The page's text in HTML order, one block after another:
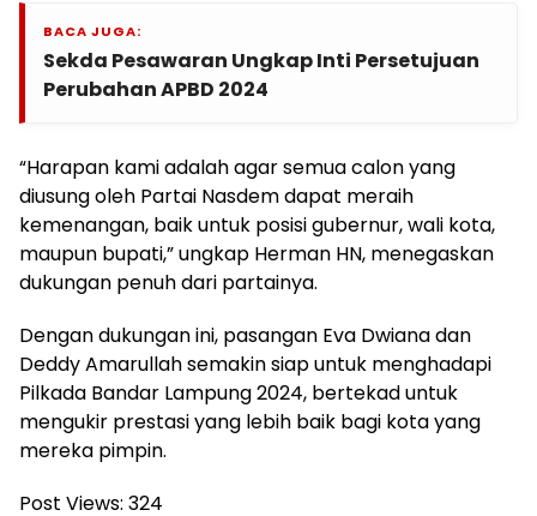
BACA JUGA:
Sekda Pesawaran Ungkap Inti Persetujuan
Perubahan APBD 2024
“Harapan kami adalah agar semua calon yang
diusung oleh Partai Nasdem dapat meraih
kemenangan, baik untuk posisi gubernur, wali kota,
maupun bupati,” ungkap Herman HN, menegaskan
dukungan penuh dari partainya.
Dengan dukungan ini, pasangan Eva Dwiana dan
Deddy Amarullah semakin siap untuk menghadapi
Pilkada Bandar Lampung 2024, bertekad untuk
mengukir prestasi yang lebih baik bagi kota yang
mereka pimpin.
Post Views: 324